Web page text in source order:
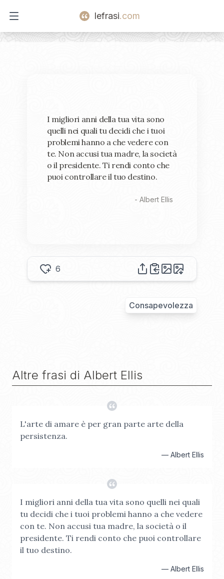
Open main menu
lefrasi.com
I migliori anni della tua vita sono
quelli nei quali tu decidi che i tuoi
problemi hanno a che vedere con
te. Non accusi tua madre, la società
o il presidente. Ti rendi conto che
puoi controllare il tuo destino.
- Albert Ellis
6
Consapevolezza
Altre frasi di Albert Ellis
L'arte di amare è per gran parte arte della
persistenza.
— Albert Ellis
I migliori anni della tua vita sono quelli nei quali
tu decidi che i tuoi problemi hanno a che vedere
con te. Non accusi tua madre, la società o il
presidente. Ti rendi conto che puoi controllare
il tuo destino.
— Albert Ellis